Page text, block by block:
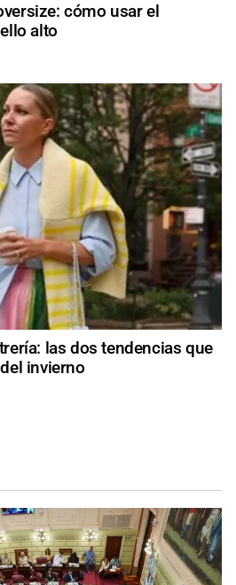
cómo usar el
alto
las dos tendencias que
invierno